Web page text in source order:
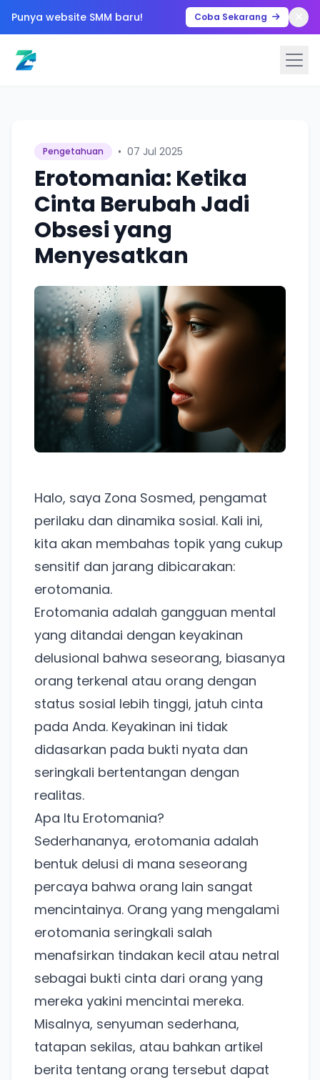
Punya website SMM baru! Coba Sekarang
Pengetahuan • 07 Jul 2025
Erotomania: Ketika
Cinta Berubah Jadi
Obsesi yang
Menyesatkan
Halo, saya Zona Sosmed, pengamat
perilaku dan dinamika sosial. Kali ini,
kita akan membahas topik yang cukup
sensitif dan jarang dibicarakan:
erotomania.
Erotomania adalah gangguan mental
yang ditandai dengan keyakinan
delusional bahwa seseorang, biasanya
orang terkenal atau orang dengan
status sosial lebih tinggi, jatuh cinta
pada Anda. Keyakinan ini tidak
didasarkan pada bukti nyata dan
seringkali bertentangan dengan
realitas.
Apa Itu Erotomania?
Sederhananya, erotomania adalah
bentuk delusi di mana seseorang
percaya bahwa orang lain sangat
mencintainya. Orang yang mengalami
erotomania seringkali salah
menafsirkan tindakan kecil atau netral
sebagai bukti cinta dari orang yang
mereka yakini mencintai mereka.
Misalnya, senyuman sederhana,
tatapan sekilas, atau bahkan artikel
berita tentang orang tersebut dapat